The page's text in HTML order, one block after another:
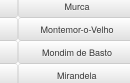
Murca
Montemor-o-Velho
Mondim de Basto
Mirandela